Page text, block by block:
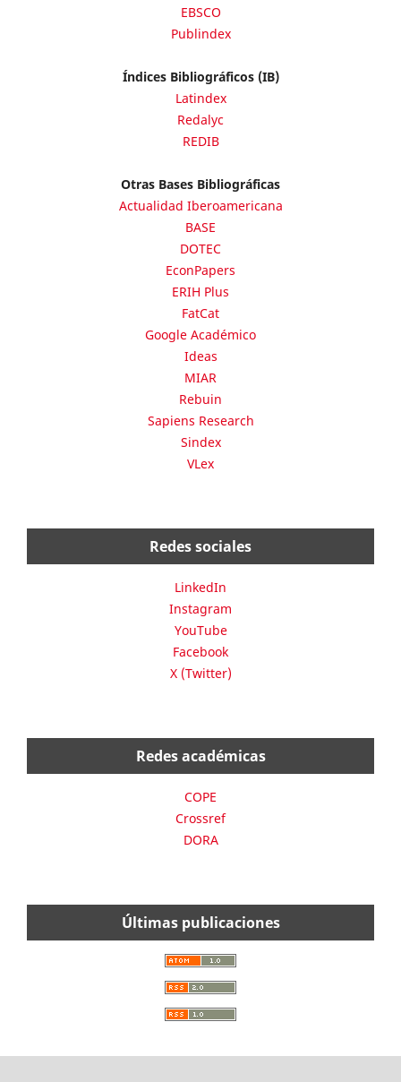
EBSCO
Publindex
Índices Bibliográficos (IB)
Latindex
Redalyc
REDIB
Otras Bases Bibliográficas
Actualidad Iberoamericana
BASE
DOTEC
EconPapers
ERIH Plus
FatCat
Google Académico
Ideas
MIAR
Rebuin
Sapiens Research
Sindex
VLex
Redes sociales
LinkedIn
Instagram
YouTube
Facebook
X (Twitter)
Redes académicas
COPE
Crossref
DORA
Últimas publicaciones